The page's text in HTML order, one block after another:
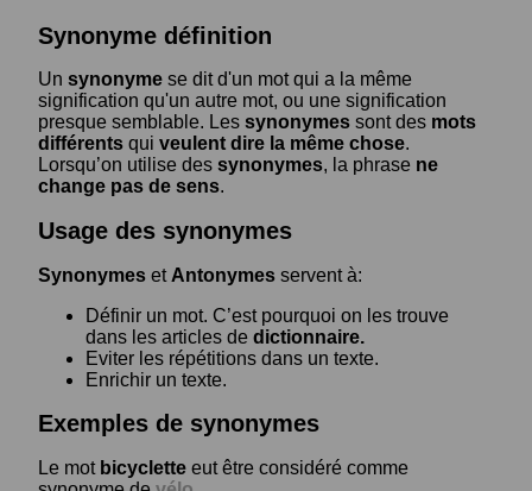
Synonyme définition
Un synonyme se dit d'un mot qui a la même
signification qu'un autre mot, ou une signification
presque semblable. Les synonymes sont des mots
différents qui veulent dire la même chose.
Lorsqu’on utilise des synonymes, la phrase ne
change pas de sens.
Usage des synonymes
Synonymes et Antonymes servent à:
Définir un mot. C’est pourquoi on les trouve
dans les articles de dictionnaire.
Eviter les répétitions dans un texte.
Enrichir un texte.
Exemples de synonymes
Le mot bicyclette eut être considéré comme